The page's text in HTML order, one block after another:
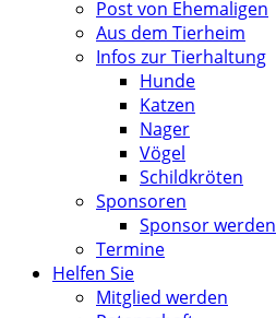
Post von Ehemaligen
Aus dem Tierheim
Infos zur Tierhaltung
Hunde
Katzen
Nager
Vögel
Schildkröten
Sponsoren
Sponsor werden
Termine
Helfen Sie
Mitglied werden